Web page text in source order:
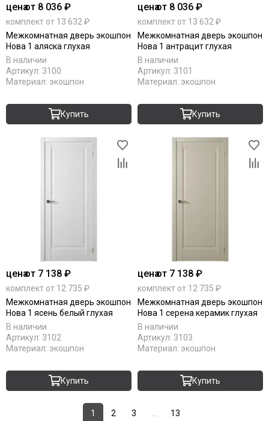
ценаот 8 036 ₽
комплект от 13 632 ₽
Межкомнатная дверь экошпон
Нова 1 аляска глухая
В наличии
Артикул: 3100
Материал: экошпон
Купить
ценаот 8 036 ₽
комплект от 13 632 ₽
Межкомнатная дверь экошпон
Нова 1 антрацит глухая
В наличии
Артикул: 3101
Материал: экошпон
Купить
ценаот 7 138 ₽
комплект от 12 735 ₽
Межкомнатная дверь экошпон
Нова 1 ясень белый глухая
В наличии
Артикул: 3102
Материал: экошпон
Купить
ценаот 7 138 ₽
комплект от 12 735 ₽
Межкомнатная дверь экошпон
Нова 1 серена керамик глухая
В наличии
Артикул: 3103
Материал: экошпон
Купить
1 2 3 13